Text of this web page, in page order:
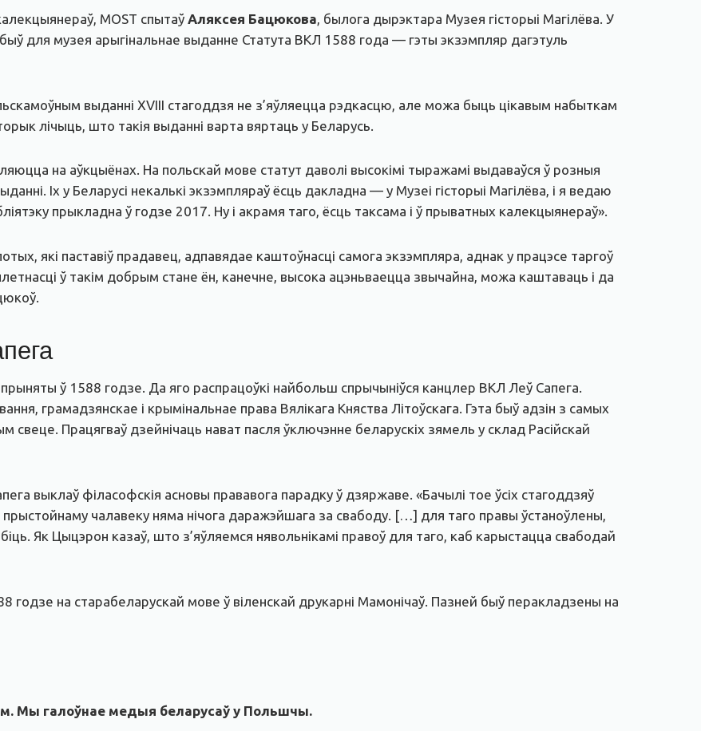
MOST спытаў Аляксея Бацюкова , былога дырэктара Музея гісторыі Магілёва. У
для музея арыгінальнае выданне Статута ВКЛ 1588 года — гэты экзэмпляр дагэтуль
выданні XVIII стагоддзя не з’яўляецца рэдкасцю, але можа быць цікавым набыткам
лічыць, што такія выданні варта вяртаць у Беларусь.
на аўкцыёнах. На польскай мове статут даволі высокімі тыражамі выдаваўся ў розныя
Іх у Беларусі некалькі экзэмпляраў ёсць дакладна — у Музеі гісторыі Магілёва, і я ведаю
прыкладна ў годзе 2017. Ну і акрамя таго, ёсць таксама і ў прыватных калекцыянераў».
які паставіў прадавец, адпавядае каштоўнасці самога экзэмпляра, аднак у працэсе таргоў
ў такім добрым стане ён, канечне, высока ацэньваецца звычайна, можа каштаваць і да
прыняты ў 1588 годзе. Да яго распрацоўкі найбольш спрычыніўся канцлер ВКЛ Леў Сапега.
грамадзянскае і крымінальнае права Вялікага Княства Літоўскага. Гэта быў адзін з самых
свеце. Працягваў дзейнічаць нават пасля ўключэнне беларускіх зямель у склад Расійскай
выклаў філасофскія асновы прававога парадку ў дзяржаве. «Бачылі тое ўсіх стагоддзяў
чалавеку няма нічога даражэйшага за свабоду. […] для таго правы ўстаноўлены,
Як Цыцэрон казаў, што з’яўляемся нявольнікамі правоў для таго, каб карыстацца свабодай
на старабеларускай мове ў віленскай друкарні Мамонічаў. Пазней быў перакладзены на
Мы галоўнае медыя беларусаў у Польшчы.